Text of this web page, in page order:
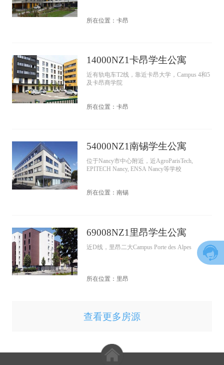
所在位置：卡昂
14000NZ1卡昂学生公寓
近有轨电车T2线，靠近卡昂大学，Campus 4和5
及卡昂商学院
所在位置：卡昂
54000NZ1南锡学生公寓
位于Nancy市中心附近，近AgroParisTech,
EPITECH Nancy, ENSA Nancy等学校
所在位置：南锡
69008NZ1里昂学生公寓
近D线，里昂二大Campus Porte des Alpes
所在位置：里昂
查看更多房源